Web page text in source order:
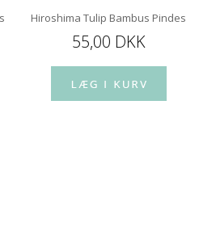
12 cm
Hiroshima Tulip Bambus
55,00 DKK